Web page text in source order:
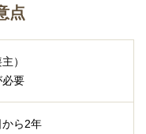
点
）
要
ら2年